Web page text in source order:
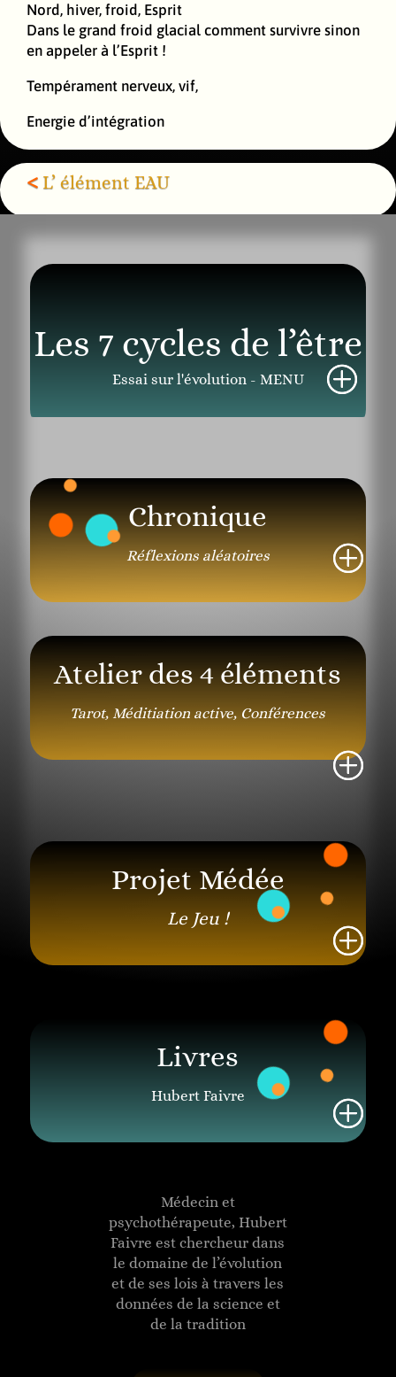
Nord, hiver, froid, Esprit
Dans le grand froid glacial comment survivre sinon
en appeler à l’Esprit !
Tempérament nerveux, vif,
Energie d’intégration
< L’ élément EAU
Les 7 cycles de l’être
Essai sur l'évolution - MENU
Chronique
Réflexions aléatoires
Atelier des 4 éléments
Tarot, Méditiation active, Conférences
Projet Médée
Le Jeu !
Livres
Hubert Faivre
Médecin et
psychothérapeute, Hubert
Faivre est chercheur dans
le domaine de l’évolution
et de ses lois à travers les
données de la science et
de la tradition